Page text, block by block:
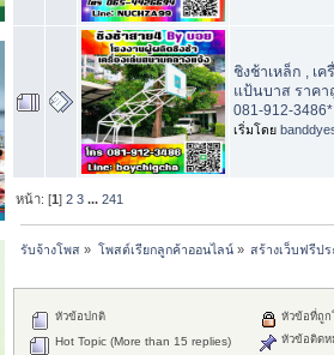
ชิงช้าเหล็ก , เ
แป้นบาส ราค
081-912-3486*
เริ่มโดย
หน้า: [1]2 3 ...241
รับจ้างโพส » โพสต์เรียกลูกค้าออนไลน์» สร้างเว็บฟรีป
หัวข้อปกติ
Hot Topic (More than 15 replies)
หัวข้อที่ถู
หัวข้อติดห